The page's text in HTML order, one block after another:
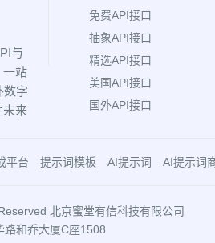
与
一站
数字
未来
免费API接口
抽象API接口
精选API接口
美国API接口
国外API接口
平台 提示词模板 AI提示词 AI提示词
北京蜜堂有信科技有限公司
路和乔大厦C座1508